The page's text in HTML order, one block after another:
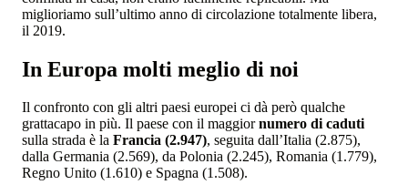
miglioriamo sull’ultimo anno di circolazione totalmente libera,
il 2019.
In Europa molti meglio di noi
Il confronto con gli altri paesi europei ci dà però qualche
grattacapo in più. Il paese con il maggiornumero di caduti
sulla strada è la Francia (2.947), seguita dall’Italia (2.875),
dalla Germania (2.569), da Polonia (2.245), Romania (1.779),
Regno Unito (1.610) e Spagna (1.508).